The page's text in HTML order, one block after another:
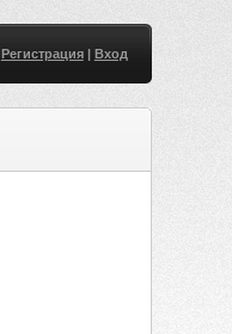
Регистрация| Вход